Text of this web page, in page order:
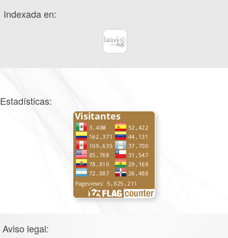
Indexada en:
Estadísticas:
Aviso legal: